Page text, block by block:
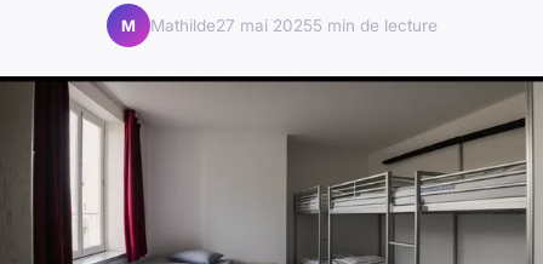
M Mathilde27 mai 20255 min de lecture